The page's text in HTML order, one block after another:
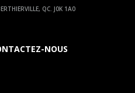
QC. J0K 1A0
NOUS